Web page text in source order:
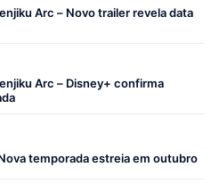
Arc – Novo trailer revela data
Arc – Disney+ confirma
temporada estreia em outubro